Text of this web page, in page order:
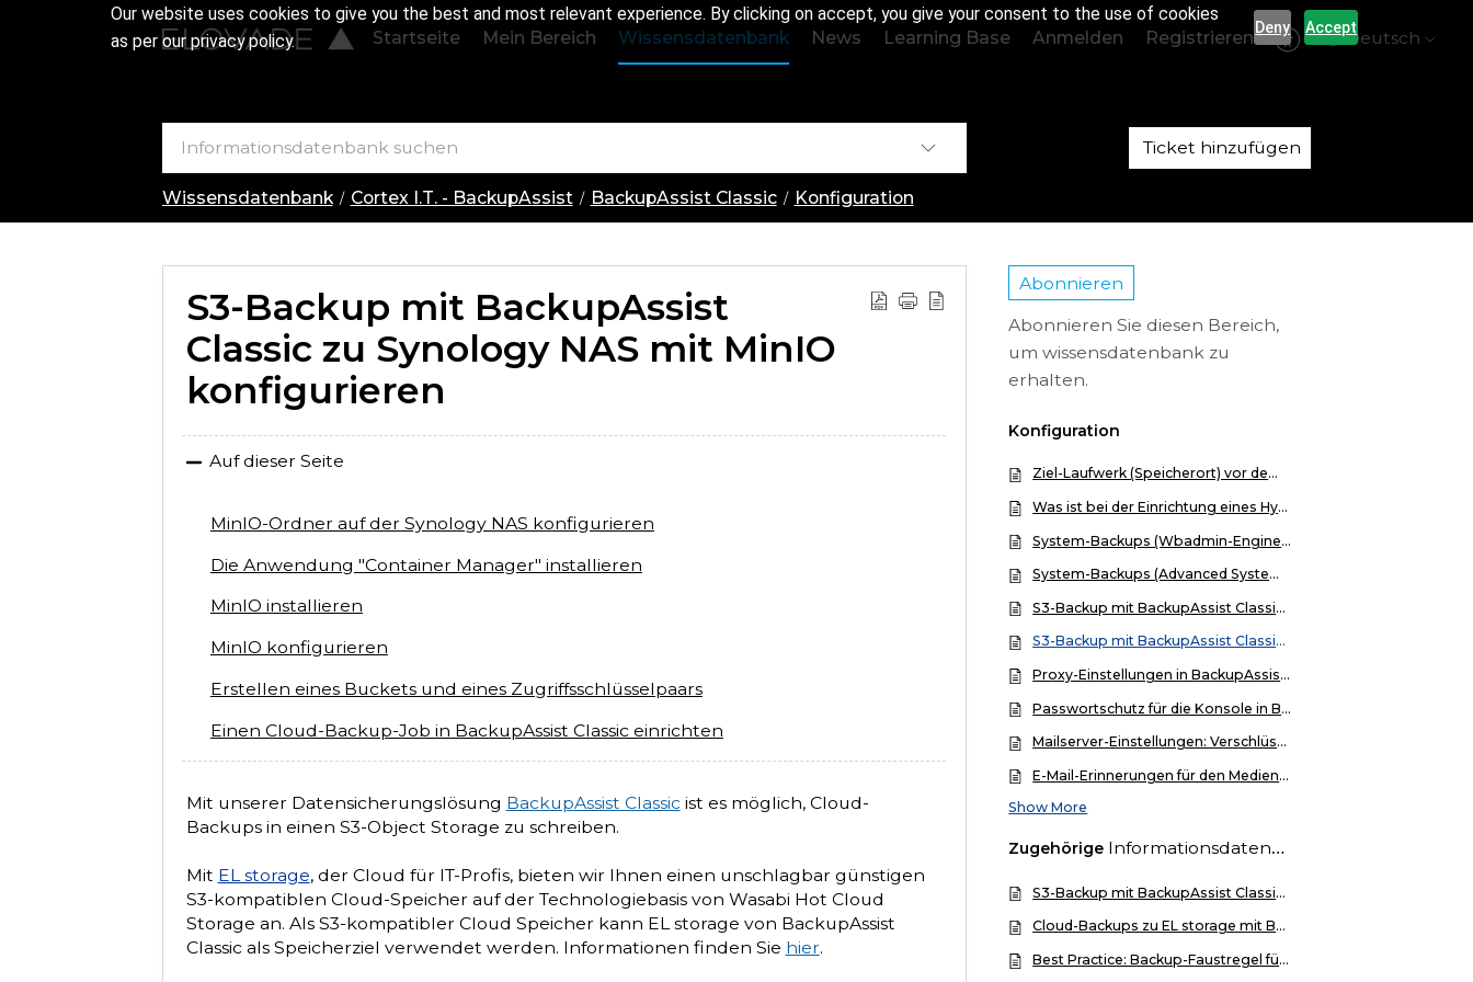
Our website uses cookies to give you the best and most relevant experience. By clicking on accept, you give your consent to the use of cookies
as per our privacy policy.
Deny Accept
Startseite Mein Bereich Wissensdatenbank News Learning Base Anmelden Registrieren Deutsch
Ticket hinzufügen
Wissensdatenbank Cortex I.T. - BackupAssist BackupAssist Classic Konfiguration
S3-Backup mit BackupAssist
Classic zu Synology NAS mit MinIO
konfigurieren
Auf dieser Seite
MinIO-Ordner auf der Synology NAS konfigurieren
Die Anwendung "Container Manager" installieren
MinIO installieren
MinIO konfigurieren
Erstellen eines Buckets und eines Zugriffsschlüsselpaars
Einen Cloud-Backup-Job in BackupAssist Classic einrichten
Mit unserer Datensicherungslösung BackupAssist Classicist es möglich, Cloud-
Backups in einen S3-Object Storage zu schreiben.
Mit EL storage, der Cloud für IT-Profis, bieten wir Ihnen einen unschlagbar günstigen
S3-kompatiblen Cloud-Speicher auf der Technologiebasis von Wasabi Hot Cloud
Storage an. Als S3-kompatibler Cloud Speicher kann EL storage von BackupAssist
Classic als Speicherziel verwendet werden. Informationen finden Sie hier.
Abonnieren
Abonnieren Sie diesen Bereich,
um wissensdatenbank zu
erhalten.
Konfiguration
Ziel-Laufwerk (Speicherort) vor dem Backup formatieren
Was ist bei der Einrichtung eines Hyper-V-Backups zu beachten?
System-Backups (Wbadmin-Engine) in BackupAssist Classic mit BitLocker auf eine USB-Medienrotation/externe Festplatten
System-Backups (Advanced System Protection-Engine) in BackupAssist Classic (ab v12) mit AES-256bit-Verschlüsselung auf eine USB-Medienrotation/externe Festplatten
S3-Backup mit BackupAssist Classic zu Windows OS (64bit)
S3-Backup mit BackupAssist Classic zu Synology NAS mit MinIO konfigurieren
Proxy-Einstellungen in BackupAssist Classic einrichten
Passwortschutz für die Konsole in BackupAssist Classic einrichten
Mailserver-Einstellungen: Verschlüsselte E-Mail-Übertragung via SSL/TLS
E-Mail-Erinnerungen für den Medienwechsel (z.B. RDX-Kassette oder USB-Festplatte) einrichten
Show More
Zugehörige Informationsdatenbank
S3-Backup mit BackupAssist Classic zu Windows OS (64bit)
Cloud-Backups zu EL storage mit BackupAssist Classic
Best Practice: Backup-Faustregel für Datensicherung